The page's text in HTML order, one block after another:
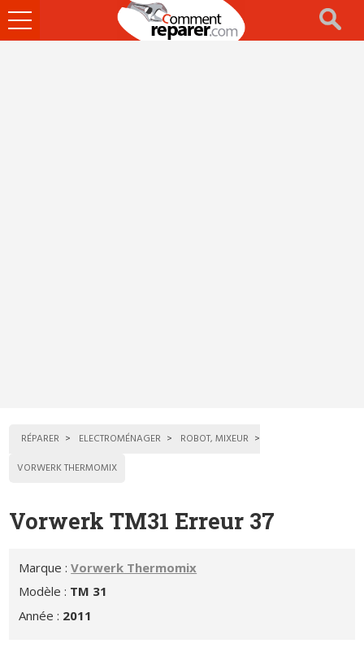
Ouvrir
le
RÉPARER ELECTROMÉNAGER
ROBOT, MIXEUR
VORWERK THERMOMIX
Vorwerk TM31 Erreur 37
Marque :Vorwerk Thermomix
Modèle : TM 31
Année : 2011